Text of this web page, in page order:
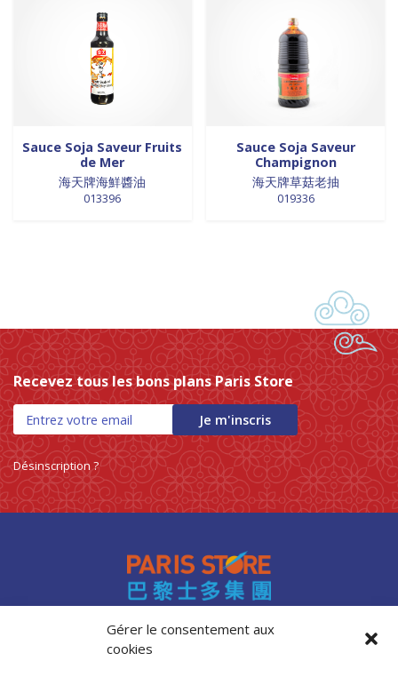
Gérer le consentement aux
cookies
Sauce Soja Saveur Fruits
de Mer
海天牌海鮮醬油
013396
Sauce Soja Saveur
Champignon
海天牌草菇老抽
019336
Recevez tous les bons plans Paris Store
Je m'inscris
Désinscription ?
Accès professionnels